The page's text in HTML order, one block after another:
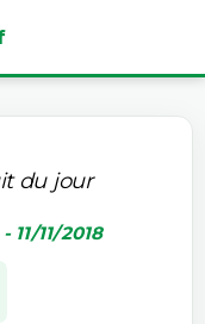
du jour
11/2018